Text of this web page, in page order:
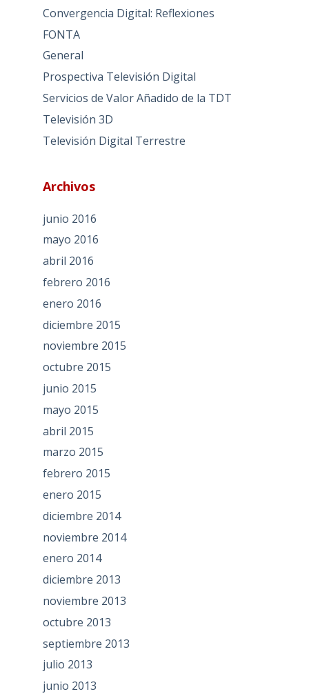
Convergencia Digital: Reflexiones
FONTA
General
Prospectiva Televisión Digital
Servicios de Valor Añadido de la TDT
Televisión 3D
Televisión Digital Terrestre
Archivos
junio 2016
mayo 2016
abril 2016
febrero 2016
enero 2016
diciembre 2015
noviembre 2015
octubre 2015
junio 2015
mayo 2015
abril 2015
marzo 2015
febrero 2015
enero 2015
diciembre 2014
noviembre 2014
enero 2014
diciembre 2013
noviembre 2013
octubre 2013
septiembre 2013
julio 2013
junio 2013